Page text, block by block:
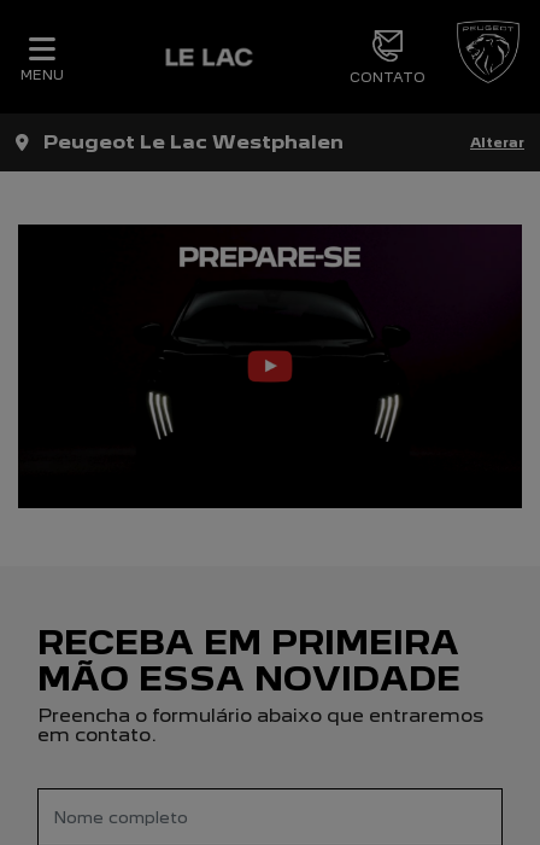
MENU CONTATO
Peugeot Le Lac Westphalen Alterar
RECEBA EM PRIMEIRA
MÃO ESSA NOVIDADE
Preencha o formulário abaixo que entraremos
em contato.